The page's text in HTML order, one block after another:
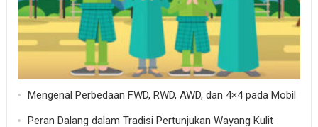
Mengenal Perbedaan FWD, RWD, AWD, dan 4×4 pada Mobil
Peran Dalang dalam Tradisi Pertunjukan Wayang Kulit